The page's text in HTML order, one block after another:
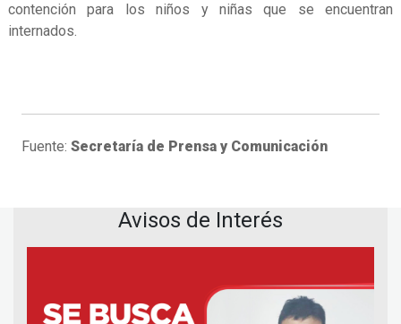
contención para los niños y niñas que se encuentran
internados.
Fuente: Secretaría de Prensa y Comunicación
Avisos de Interés